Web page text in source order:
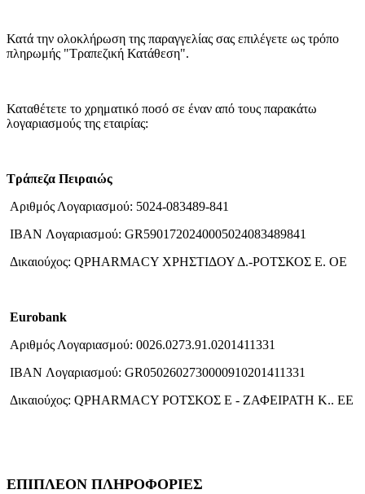
Κατά την ολοκλήρωση της παραγγελίας σας επιλέγετε ως τρόπο
πληρωμής "Τραπεζική Κατάθεση".
Καταθέτετε το χρηματικό ποσό σε έναν από τους παρακάτω
λογαριασμούς της εταιρίας:
Τράπεζα Πειραιώς
Αριθμός Λογαριασμού: 5024-083489-841
IBAN Λογαριασμού: GR5901720240005024083489841
Δικαιούχος: QPHARMACY ΧΡΗΣΤΙΔΟΥ Δ.-ΡΟΤΣΚΟΣ E. OΕ
Eurobank
Αριθμός Λογαριασμού: 0026.0273.91.0201411331
IBAN Λογαριασμού: GR0502602730000910201411331
Δικαιούχος: QPHARMACY ΡΟΤΣΚΟΣ E - ΖΑΦΕΙΡΑΤΗ Κ.. ΕΕ
ΕΠΙΠΛΕΟΝ ΠΛΗΡΟΦΟΡΙΕΣ